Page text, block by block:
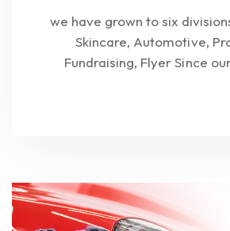
we have grown to six
Skincare, Automotive,
Fundraising, Flyer Since